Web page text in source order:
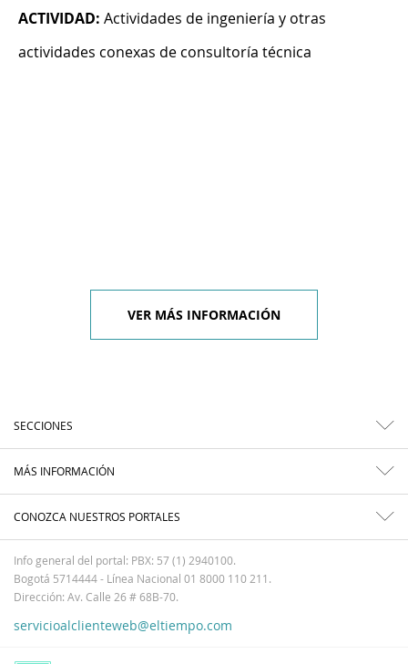
ACTIVIDAD: Actividades de ingeniería y otras
actividades conexas de consultoría técnica
VER MÁS INFORMACIÓN
SECCIONES
MÁS INFORMACIÓN
CONOZCA NUESTROS PORTALES
Info general del portal: PBX: 57 (1) 2940100.
Bogotá 5714444 - Línea Nacional 01 8000 110 211.
Dirección: Av. Calle 26 # 68B-70.
servicioalclienteweb@eltiempo.com